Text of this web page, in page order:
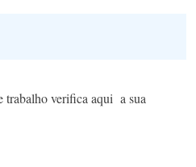
trabalho verifica aqui a sua